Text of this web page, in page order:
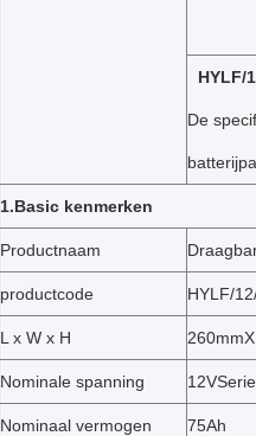
HYLF/
De
1.Basic kenmerken
Productnaam
productcode HYLF/
L x W x H
Nominale spanning
Nominaal vermogen 75Ah